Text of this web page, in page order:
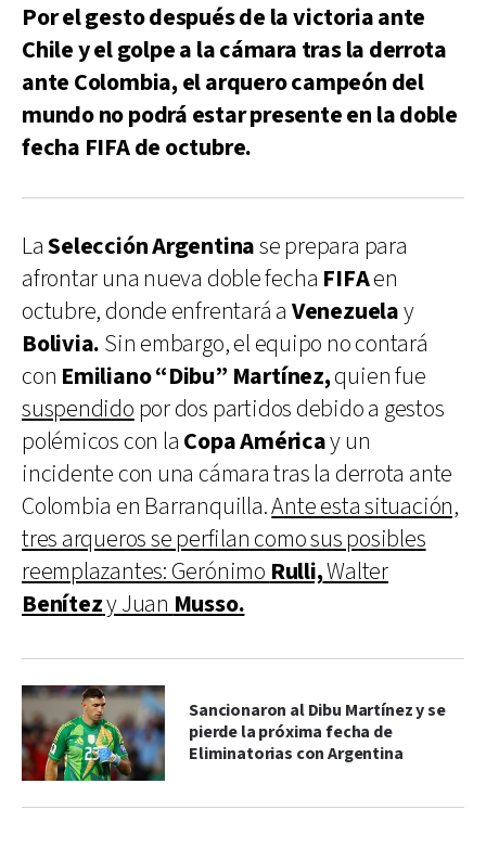
Por el gesto después de la victoria ante
Chile y el golpe a la cámara tras la derrota
ante Colombia, el arquero campeón del
mundo no podrá estar presente en la doble
fecha FIFA de octubre.
LaSelección Argentinase prepara para
afrontar una nueva doble fecha FIFAen
octubre, donde enfrentará a Venezuelay
Bolivia. Sin embargo, el equipo no contará
con Emiliano “Dibu” Martínez,quien fue
suspendido por dos partidos debido a gestos
polémicos con la Copa Américay un
incidente con una cámara tras la derrota ante
Colombia en Barranquilla.Ante esta situación,
tres arqueros se perfilan como sus posibles
reemplazantes: Gerónimo Rulli,Walter
Benítezy Juan Musso.
Sancionaron al Dibu Martínez y se
pierde la próxima fecha de
Eliminatorias con Argentina